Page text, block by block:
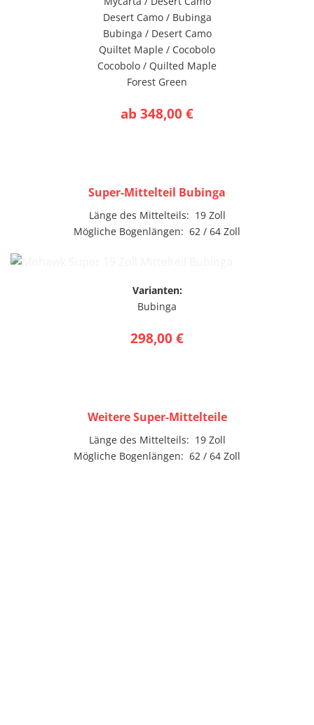
Desert Camo / Bubinga
Bubinga / Desert Camo
Quiltet Maple / Cocobolo
Cocobolo / Quilted Maple
Forest Green
ab 348,00 €
Super-Mittelteil Bubinga
Länge des Mittelteils: 19 Zoll
Mögliche Bogenlängen: 62 / 64 Zoll
Varianten:
Bubinga
298,00 €
Weitere Super-Mittelteile
Länge des Mittelteils: 19 Zoll
Mögliche Bogenlängen: 62 / 64 Zoll